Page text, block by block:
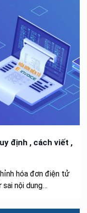
định , cách viết ,
hóa đơn điện tử
nội dung…